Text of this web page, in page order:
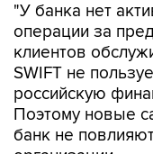
"У банка нет
операции за
клиентов
SWIFT не
российскую
Поэтому новые
банк не